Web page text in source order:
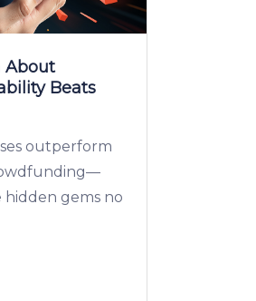
About
Beats
outperform
gems no